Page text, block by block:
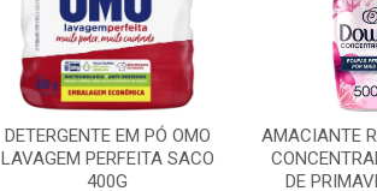
DETERGENTE EM PÓ OMO
LAVAGEM PERFEITA SACO
400G
AMACIANTE
DE